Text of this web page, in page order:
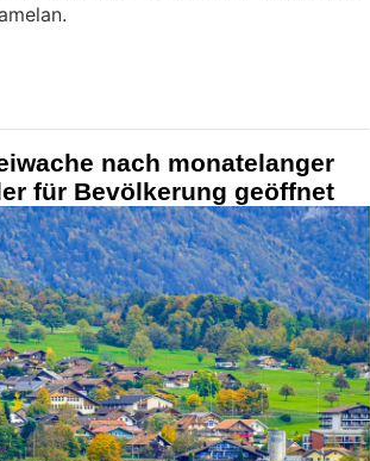
nach monatelanger
für Bevölkerung geöffnet